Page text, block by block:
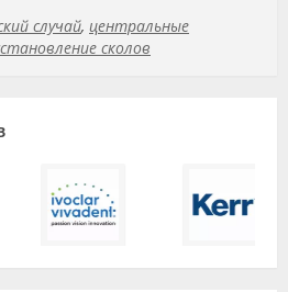
случай, центральные
сколов